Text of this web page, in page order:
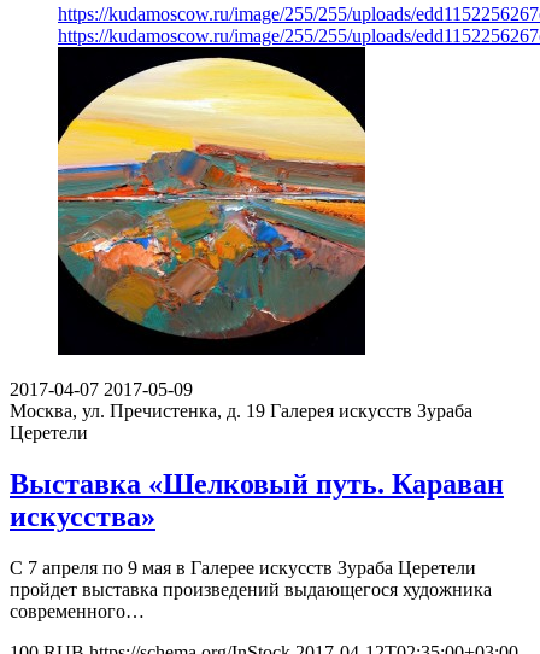
https://kudamoscow.ru/image/255/255/uploads/
https://kudamoscow.ru/image/255/255/uploads/
2017-04-07 2017-05-09
Москва, ул. Пречистенка, д. 19 Галерея искусств Зураба
Церетели
Выставка «Шелковый путь. Караван
искусства»
С 7 апреля по 9 мая в Галерее искусств Зураба Церетели
пройдет выставка произведений выдающегося художника
современного…